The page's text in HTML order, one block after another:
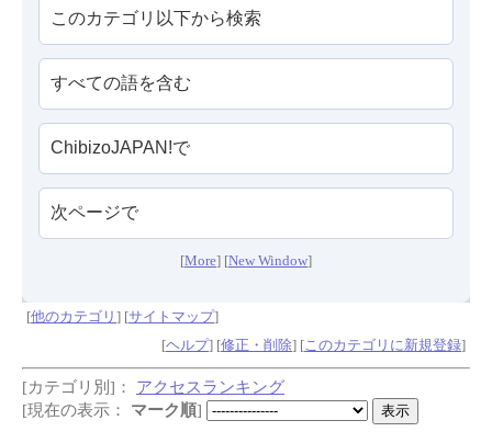
[More] [New Window]
[他のカテゴリ ] [サイトマップ]
[ヘルプ] [修正・削除] [ このカテゴリに新規登録]
[カテゴリ別]： アクセスランキング
[現在の表示：
マーク順]